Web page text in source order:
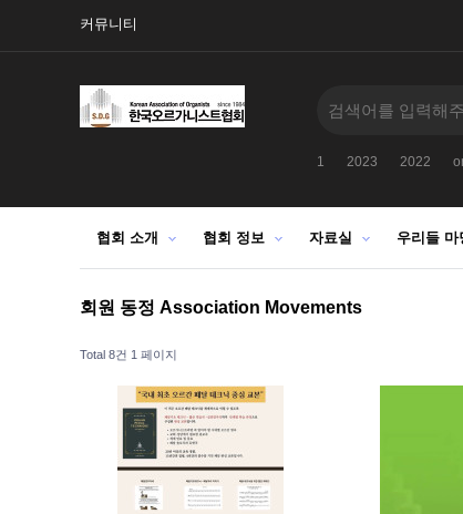
커뮤니티
1 2023 2022
협회 소개 협회 정보 자료실 우리들 마
회원 동정 Association Movements
Total 8건 1 페이지